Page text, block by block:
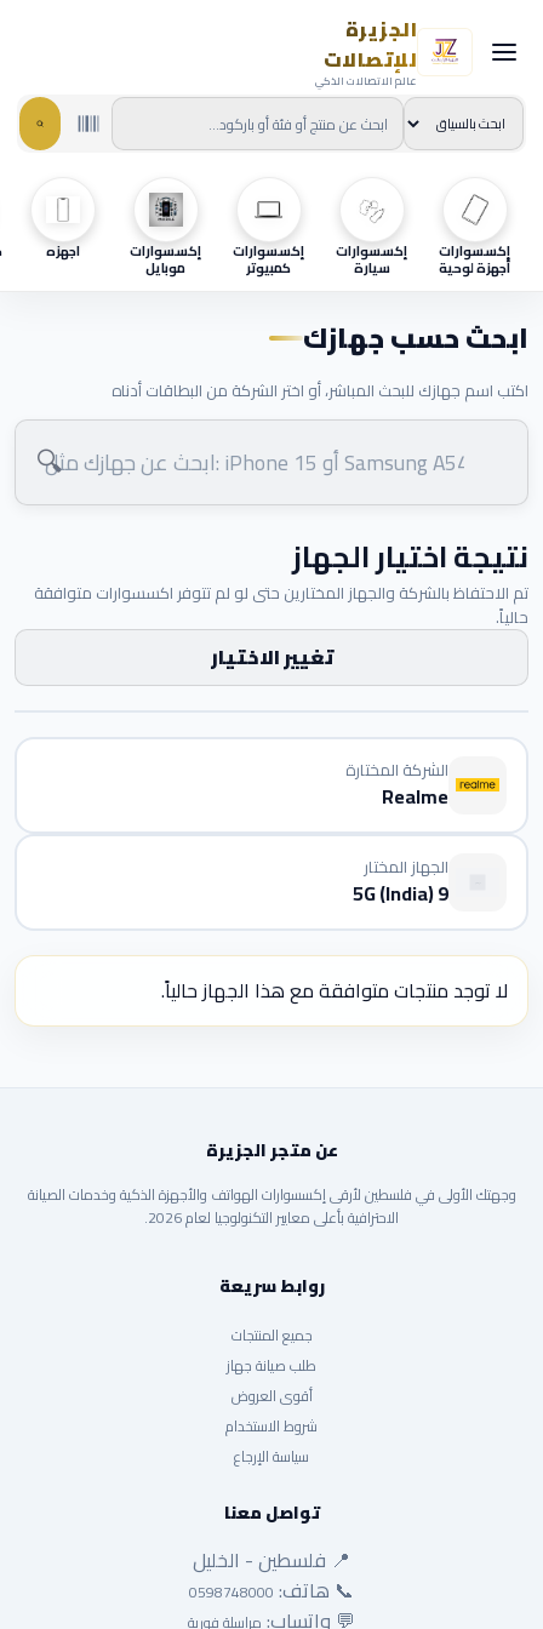
الجزيرة
للإتصالات
عالم الاتصالات الذكي
إكسسوارات
أجهزة لوحية
إكسسوارات
سيارة
إكسسوارات
كمبيوتر
إكسسوارات
موبايل
اجهزه
ابحث حسب جهازك
اكتب اسم جهازك للبحث المباشر، أو اختر الشركة من البطاقات أدناه
🔍
نتيجة اختيار الجهاز
تم الاحتفاظ بالشركة والجهاز المختارين حتى لو لم تتوفر اكسسوارات متوافقة
حالياً.
تغيير الاختيار
الشركة المختارة
Realme
الجهاز المختار
9 5G (India)
لا توجد منتجات متوافقة مع هذا الجهاز حالياً.
عن متجر الجزيرة
وجهتك الأولى في فلسطين لأرقى إكسسوارات الهواتف والأجهزة الذكية وخدمات الصيانة
الاحترافية بأعلى معايير التكنولوجيا لعام 2026.
روابط سريعة
جميع المنتجات
طلب صيانة جهاز
أقوى العروض
شروط الاستخدام
سياسة الإرجاع
تواصل معنا
📍 فلسطين - الخليل
📞 هاتف: 0598748000
💬 واتساب: مراسلة فورية